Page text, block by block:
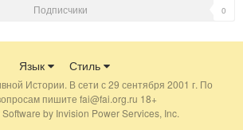
Подписчики 0
Язык Стиль
Истории. В сети с 29 сентября 2001 г. По
пишите fai@fai.org.ru 18+
by Invision Power Services, Inc.